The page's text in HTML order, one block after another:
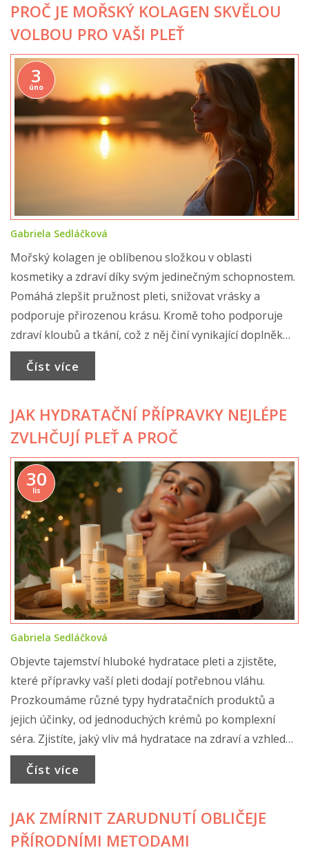
PROČ JE MOŘSKÝ KOLAGEN SKVĚLOU
VOLBOU PRO VAŠI PLEŤ
3
úno
Gabriela Sedláčková
Mořský kolagen je oblíbenou složkou v oblasti
kosmetiky a zdraví díky svým jedinečným schopnostem.
Pomáhá zlepšit pružnost pleti, snižovat vrásky a
podporuje přirozenou krásu. Kromě toho podporuje
zdraví kloubů a tkání, což z něj činí vynikající doplněk
pro celkové zdraví. Tato příručka vám odhalí tajemství
mořského kolagenu a jak jej co nejlépe začlenit do
Číst více
JAK HYDRATAČNÍ PŘÍPRAVKY NEJLÉPE
ZVLHČUJÍ PLEŤ A PROČ
30
lis
Gabriela Sedláčková
Objevte tajemství hluboké hydratace pleti a zjistěte,
které přípravky vaší pleti dodají potřebnou vláhu.
Prozkoumáme různé typy hydratačních produktů a
jejich účinky, od jednoduchých krémů po komplexní
séra. Zjistíte, jaký vliv má hydratace na zdraví a vzhled
pokožky a jak může správně zvolená péče přinést
dlouhodobé výsledky. Ponořte se do světa
vláčnou a svěží pleť.
Číst více
JAK ZMÍRNIT ZARUDNUTÍ OBLIČEJE
PŘÍRODNÍMI METODAMI